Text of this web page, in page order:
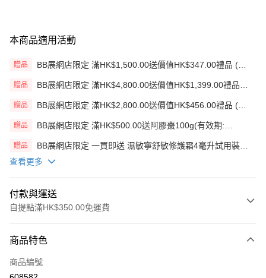
本商品適用活動
贈品
BB展網店限定 滿HK$1,500.00送價值HK$347.00禮品 (贈
贈品
BB展網店限定 滿HK$4,800.00送價值HK$1,399.00禮品
贈品
BB展網店限定 滿HK$2,800.00送價值HK$456.00禮品 (贈
贈品
BB展網店限定 滿HK$500.00送阿膠棗100g(有效期:
贈品
BB展網店限定 一買即送 濕敏寧舒敏修護霜4毫升試用裝
X2 包(贈品)(送完即止)
查看更多
付款與運送
自提點滿HK$350.00免運費
信用卡
AlipayHK
商品特色
商品編號